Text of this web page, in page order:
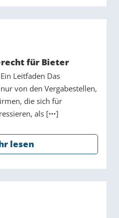
für Bieter
Leitfaden Das
von den Vergabestellen,
die sich für
als [
]
lesen